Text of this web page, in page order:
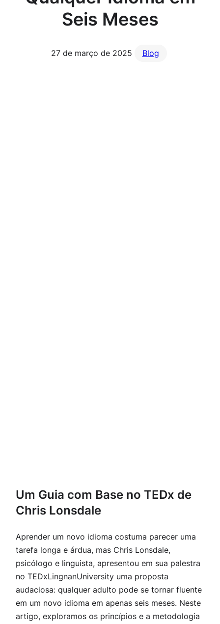
Seis Meses
27 de março de 2025 Blog
Um Guia com Base no TEDx de
Chris Lonsdale
Aprender um novo idioma costuma parecer uma
tarefa longa e árdua, mas Chris Lonsdale,
psicólogo e linguista, apresentou em sua palestra
no TEDxLingnanUniversity uma proposta
audaciosa: qualquer adulto pode se tornar fluente
em um novo idioma em apenas seis meses. Neste
artigo, exploramos os princípios e a metodologia